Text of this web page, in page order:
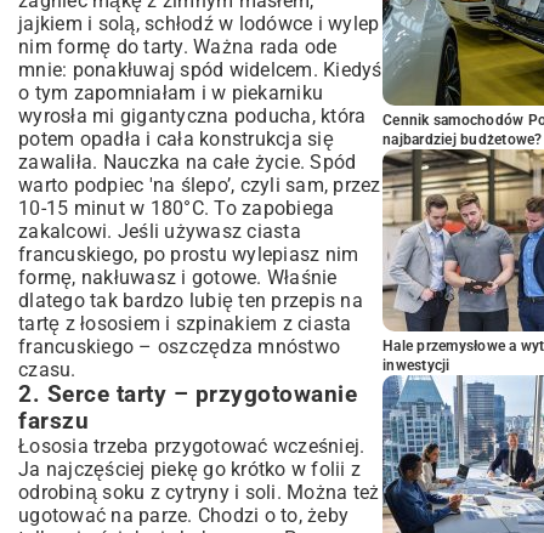
jajkiem i solą, schłodź w lodówce i wylep
nim formę do tarty. Ważna rada ode
mnie: ponakłuwaj spód widelcem. Kiedyś
o tym zapomniałam i w piekarniku
wyrosła mi gigantyczna poducha, która
potem opadła i cała konstrukcja się
zawaliła. Nauczka na całe życie. Spód
warto podpiec 'na ślepo’, czyli sam, przez
10-15 minut w 180°C. To zapobiega
zakalcowi. Jeśli używasz ciasta
francuskiego, po prostu wylepiasz nim
formę, nakłuwasz i gotowe. Właśnie
dlatego tak bardzo lubię ten przepis na
tartę z łososiem i szpinakiem z ciasta
francuskiego – oszczędza mnóstwo
czasu.
2. Serce tarty – przygotowanie
farszu
Łososia trzeba przygotować wcześniej.
Ja najczęściej piekę go krótko w folii z
odrobiną soku z cytryny i soli. Można też
ugotować na parze. Chodzi o to, żeby
Cennik samochodów
najbardziej budżetowe?
Hale przemysłowe a
inwestycji